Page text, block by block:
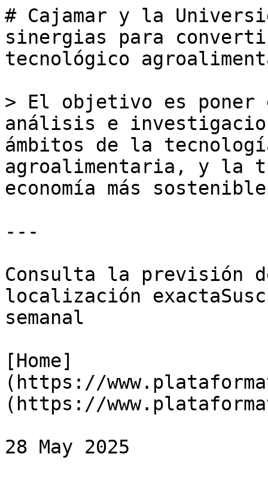
# Cajamar y la
sinergias para
tecnológico
> El objetivo es poner
análisis e
ámbitos de la
agroalimentaria, y la
economía más sostenible
---
Consulta la previsión
localización
semanal
[Home]
(https://
(https://
28 May 2025